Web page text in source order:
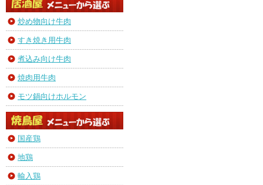
炒め物向け牛肉
すき焼き用牛肉
煮込み向け牛肉
焼肉用牛肉
モツ鍋向けホルモン
国産鶏
地鶏
輸入鶏